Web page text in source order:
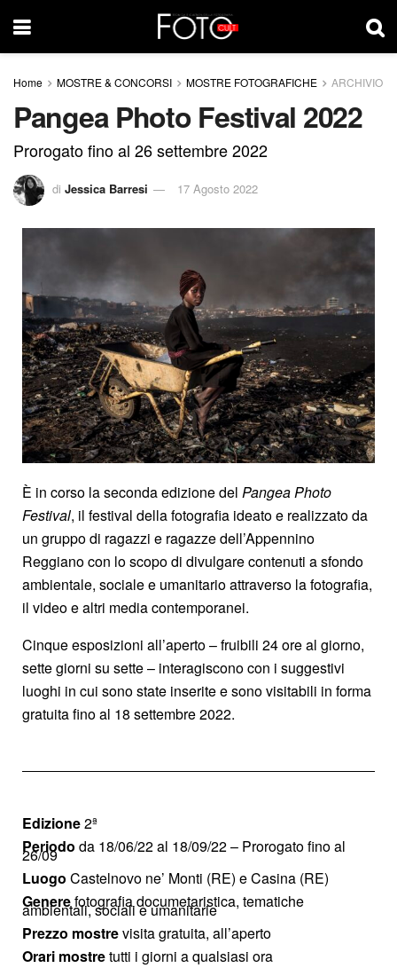
Home MOSTRE & CONCORSI MOSTRE FOTOGRAFICHE ARCHIVIO
Pangea Photo Festival 2022
Prorogato fino al 26 settembre 2022
di Jessica Barresi 17 Agosto 2022
È in corso la seconda edizione del Pangea Photo
Festival, il festival della fotografia ideato e realizzato da
un gruppo di ragazzi e ragazze dell’Appennino
Reggiano con lo scopo di divulgare contenuti a sfondo
ambientale, sociale e umanitario attraverso la fotografia,
il video e altri media contemporanei.
Cinque esposizioni all’aperto – fruibili 24 ore al giorno,
sette giorni su sette – interagiscono con i suggestivi
luoghi in cui sono state inserite e sono visitabili in forma
gratuita fino al 18 settembre 2022.
Edizione2ª
Periodo da 18/06/22 al 18/09/22 – Prorogato fino al
26/09
Luogo Castelnovo ne’ Monti (RE) e Casina (RE)
Generefotografia documetaristica, tematiche
ambientali, sociali e umanitarie
Prezzo mostrevisita gratuita, all’aperto
Orari mostretutti i giorni a qualsiasi ora